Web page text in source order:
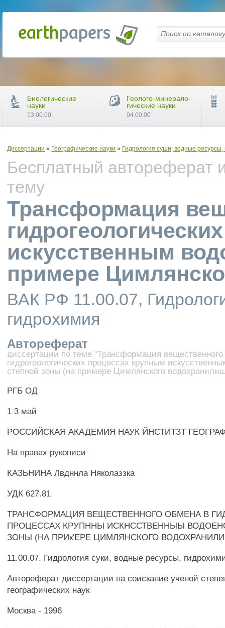
Диссертации » Географические науки » Гидрология суши, водные ресурсы,
Бесплатный автореферат
тему
Трансформация
искусственным
примере
ВАК РФ 11.00.07,
гидрохимия
Автореферат
диссертации по теме "Трансформация
гидрогеологических процессах крупным
степной зоны (на примере Цимлянского
РГБ ОД
1 3 май
РОССИЙСКАЯ АКАДЕМИЯ НАУК ЙНСТИТЗТ
На правах рукописи
КАЗЬНИНА Лвдннла Няколаззка
УДК 627.81
ТРАНСФОРМАЦИЯ ВЕЩЕСТВЕННОГО ОБМЕНА В
ПРОЦЕССАХ КРУПННЫ ИСКНССТВЕННЫЫ
ЗОНЫ (НА ПРИк'ЕРЕ ЦИМЛЯНСКОГО
11.00.07. Гидрология суки, водные ресурсы,
Автореферат диссертации на соискание ученой
географических наук
Москва - 1996
Биологические
науки
03.00.00
Геолого-минерало-
гические науки
04.00.00